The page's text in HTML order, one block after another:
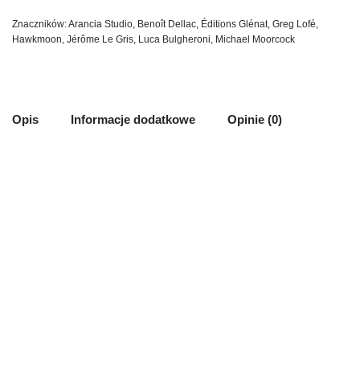
Znaczników:Arancia Studio, Benoît Dellac, Éditions Glénat, Greg Lofé,
Hawkmoon, Jérôme Le Gris, Luca Bulgheroni, Michael Moorcock
Opis Informacje dodatkowe Opinie (0)